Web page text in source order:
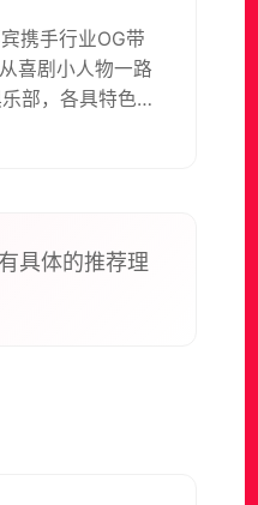
携手行业OG带
喜剧小人物一路
具体的推荐理